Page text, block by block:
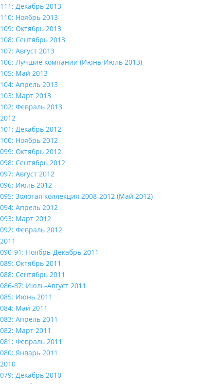
111: Декабрь 2013
110: Ноябрь 2013
109: Октябрь 2013
108: Сентябрь 2013
107: Август 2013
106: Лучшие компании (Июнь-Июль 2013)
105: Май 2013
104: Апрель 2013
103: Март 2013
102: Февраль 2013
2012
101: Декабрь 2012
100: Ноябрь 2012
099: Октябрь 2012
098: Сентябрь 2012
097: Август 2012
096: Июль 2012
095: Золотая коллекция 2008-2012 (Май 2012)
094: Апрель 2012
093: Март 2012
092: Февраль 2012
2011
090-91: Ноябрь-Декабрь 2011
089: Октябрь 2011
088: Сентябрь 2011
086-87: Июль-Август 2011
085: Июнь 2011
084: Май 2011
083: Апрель 2011
082: Март 2011
081: Февраль 2011
080: Январь 2011
2010
079: Декабрь 2010